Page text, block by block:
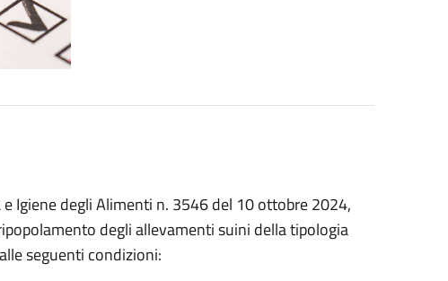
Igiene degli Alimenti n. 3546 del 10 ottobre 2024,
degli allevamenti suini della tipologia
seguenti condizioni: